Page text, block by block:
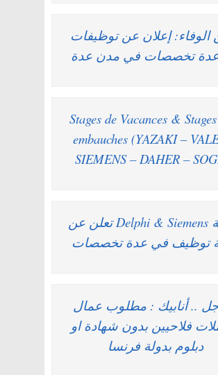
الوفاء: إعلان عن توظيفات
تخصصات في مدن عدة
Stages de Vacances &
embauches (YAZAKI –
SIEMENS – DAHER –
شركة Delphi & Siemens تعلن عن
توظيف في عدة تخصصات
.. أنابيك : مطلوب عمال
فلاحيين بدون شهادة او
دبلوم بدولة فرنسا